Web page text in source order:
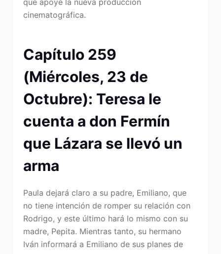
cinematográfica.
Capítulo 259
(Miércoles, 23 de
Octubre): Teresa le
cuenta a don Fermín
que Lázara se llevó un
arma
Paula dejará claro a su padre, Emiliano, que
no tiene intención de romper su relación con
Rodrigo, y este último hará lo mismo con su
madre, Pepita. Mientras tanto, su hermano
Iván informará a Emiliano de sus planes de